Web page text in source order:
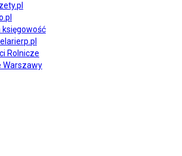
księgowość
Rolnicze
Warszawy